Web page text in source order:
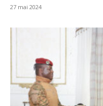
27 mai 2024